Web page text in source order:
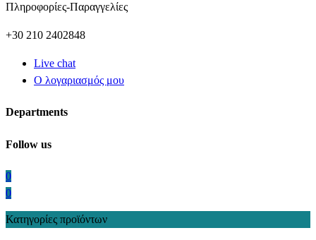
Πληροφορίες-Παραγγελίες
+30 210 2402848
Live chat
Ο λογαριασμός μου
Departments
Follow us
0
0
Κατηγορίες προϊόντων